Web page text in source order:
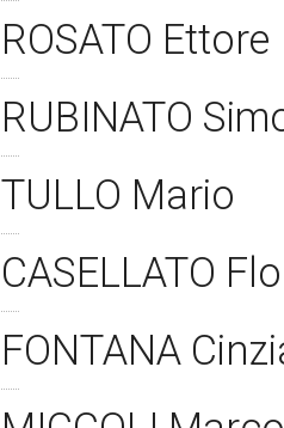
ROSATO Ettore
RUBINATO
TULLO Mario
CASELLATO
FONTANA